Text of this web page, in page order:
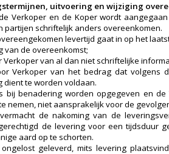
uitvoering en wijziging
Verkoper en de Koper wordt
partijen schriftelijk anders overeenkomen.
levertijd gaat in op het
van de overeenkomst;
van al dan niet schriftelijke
Verkoper van het bedrag dat volgens
te worden voldaan.
bij benadering worden opgegeven en
nemen, niet aansprakelijk voor de
de nakoming van de
de levering voor een tijdsduur
aard op te schorten.
geleverd, mits levering